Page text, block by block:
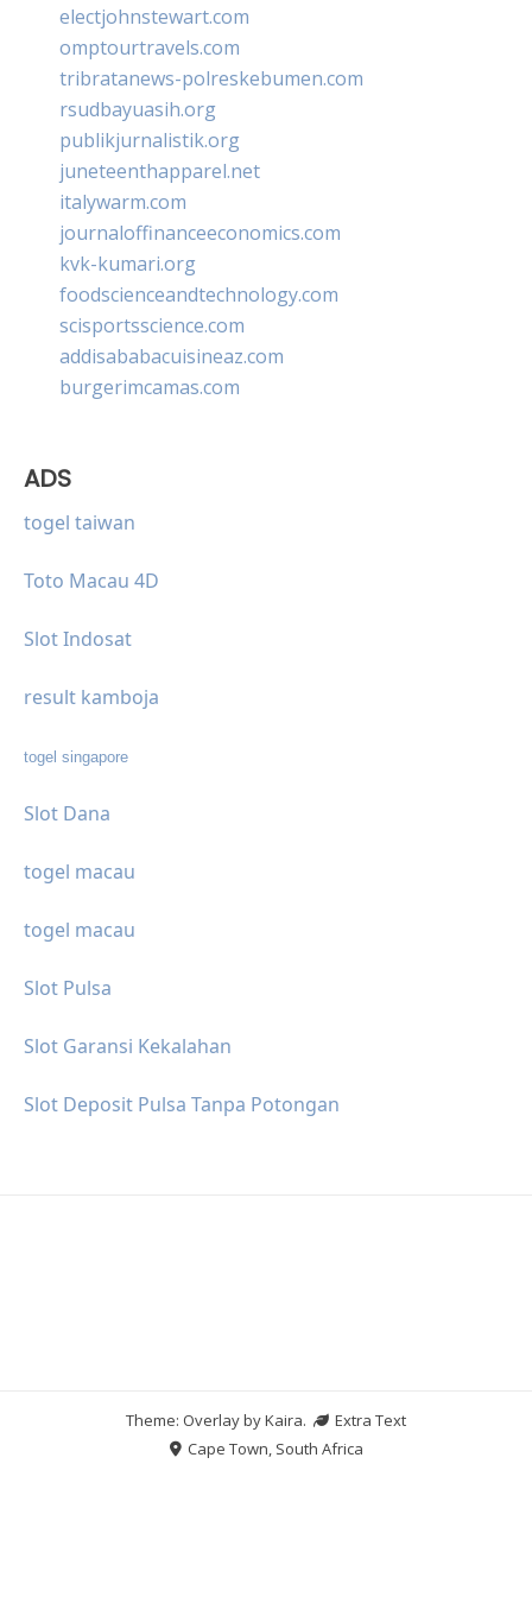
electjohnstewart.com
omptourtravels.com
tribratanews-polreskebumen.com
rsudbayuasih.org
publikjurnalistik.org
juneteenthapparel.net
italywarm.com
journaloffinanceeconomics.com
kvk-kumari.org
foodscienceandtechnology.com
scisportsscience.com
addisababacuisineaz.com
burgerimcamas.com
ADS
togel taiwan
Toto Macau 4D
Slot Indosat
result kamboja
togel singapore
Slot Dana
togel macau
togel macau
Slot Pulsa
Slot Garansi Kekalahan
Slot Deposit Pulsa Tanpa Potongan
Theme: Overlay byKaira.
Extra Text
Cape Town, South Africa